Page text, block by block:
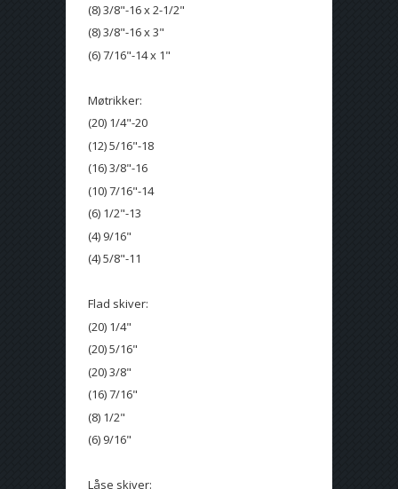
(8) 3/8"-16 x 2-1/2"
(8) 3/8"-16 x 3"
(6) 7/16"-14 x 1"
Møtrikker:
(20) 1/4"-20
(12) 5/16"-18
(16) 3/8"-16
(10) 7/16"-14
(6) 1/2"-13
(4) 9/16"
(4) 5/8"-11
Flad skiver:
(20) 1/4"
(20) 5/16"
(20) 3/8"
(16) 7/16"
(8) 1/2"
(6) 9/16"
Låse skiver: